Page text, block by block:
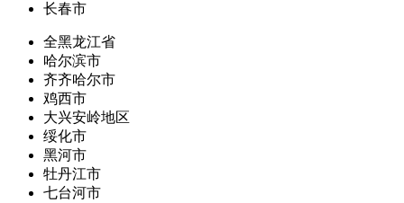
长春市
全黑龙江省
哈尔滨市
齐齐哈尔市
鸡西市
大兴安岭地区
绥化市
黑河市
牡丹江市
七台河市